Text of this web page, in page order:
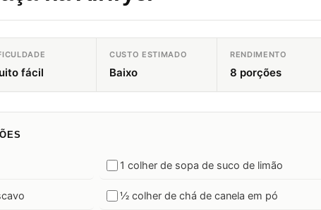
fácil
CUSTO ESTIMADO
Baixo
RENDIMENTO
8 porções
1 colher de sopa de suco de limão
½ colher de chá de canela em pó